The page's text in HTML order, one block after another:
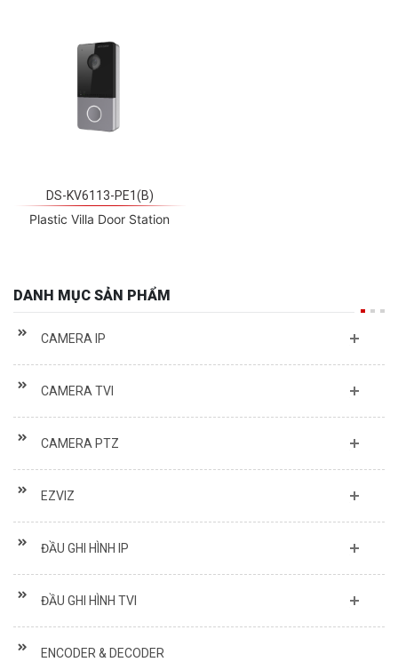
DS-KV6113-PE1(B)
Plastic Villa Door Station
DANH MỤC SẢN PHẨM
CAMERA IP
CAMERA TVI
CAMERA PTZ
EZVIZ
ĐẦU GHI HÌNH IP
ĐẦU GHI HÌNH TVI
ENCODER & DECODER